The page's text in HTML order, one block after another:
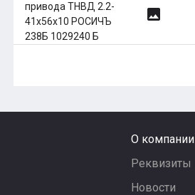
привода ТНВД 2.2-
41х56х10 РОСИЧЪ
238Б 1029240 Б
image
О компании
Реквизиты
Новости